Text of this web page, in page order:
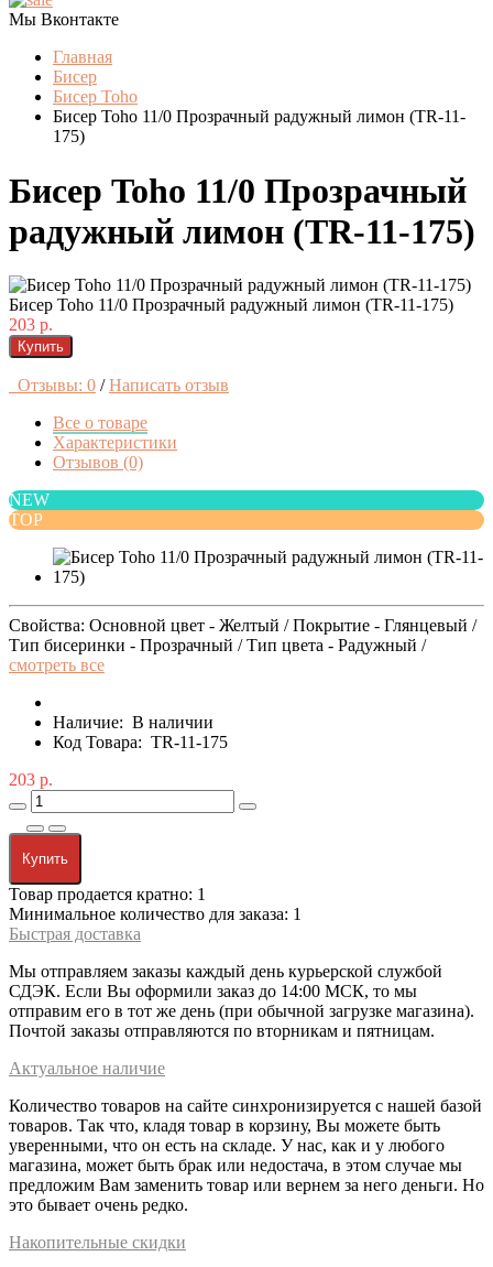
Мы Вконтакте
Главная
Бисер
Бисер Toho
Бисер Toho 11/0 Прозрачный радужный лимон (TR-11-
175)
Бисер Toho 11/0 Прозрачный
радужный лимон (TR-11-175)
Бисер Toho 11/0 Прозрачный радужный лимон (TR-11-175)
203 р.
Купить
Отзывы: 0 / Написать отзыв
Все о товаре
Характеристики
Отзывов (0)
NEW
TOP
Свойства: Основной цвет - Желтый / Покрытие - Глянцевый /
Тип бисеринки - Прозрачный / Тип цвета - Радужный /
смотреть все
Наличие: В наличии
Код Товара: TR-11-175
203 р.
Купить
Товар продается кратно: 1
Минимальное количество для заказа: 1
Быстрая доставка
Мы отправляем заказы каждый день курьерской службой
СДЭК. Если Вы оформили заказ до 14:00 МСК, то мы
отправим его в тот же день (при обычной загрузке магазина).
Почтой заказы отправляются по вторникам и пятницам.
Актуальное наличие
Количество товаров на сайте синхронизируется с нашей базой
товаров. Так что, кладя товар в корзину, Вы можете быть
уверенными, что он есть на складе. У нас, как и у любого
магазина, может быть брак или недостача, в этом случае мы
предложим Вам заменить товар или вернем за него деньги. Но
это бывает очень редко.
Накопительные скидки